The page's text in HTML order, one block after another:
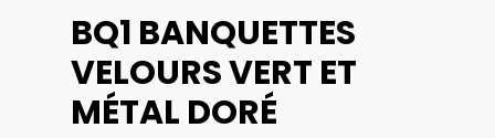
BQ1 BANQUETTES
VELOURS VERT ET
MÉTAL DORÉ